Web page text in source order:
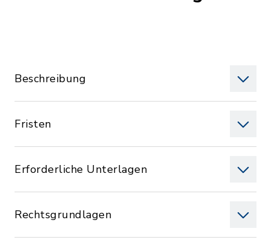
Beschreibung
Fristen
Erforderliche Unterlagen
Rechtsgrundlagen